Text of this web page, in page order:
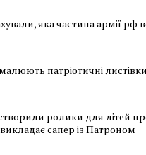
яка частина армії рф
патріотичні
ролики для дітей
сапер із Патроном